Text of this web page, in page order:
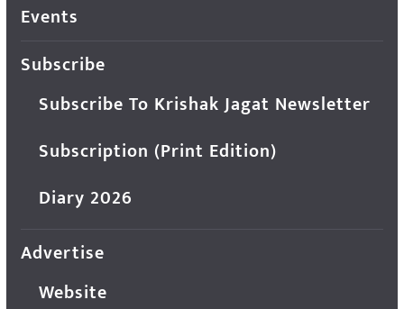
Events
Subscribe
Subscribe To Krishak Jagat Newsletter
Subscription (Print Edition)
Diary 2026
Advertise
Website